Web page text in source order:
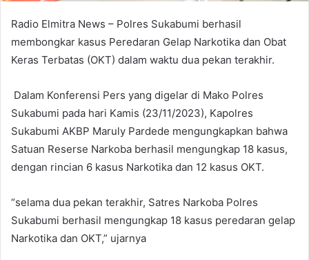
Radio Elmitra News – Polres Sukabumi berhasil
membongkar kasus Peredaran Gelap Narkotika dan Obat
Keras Terbatas (OKT) dalam waktu dua pekan terakhir.
Dalam Konferensi Pers yang digelar di Mako Polres
Sukabumi pada hari Kamis (23/11/2023), Kapolres
Sukabumi AKBP Maruly Pardede mengungkapkan bahwa
Satuan Reserse Narkoba berhasil mengungkap 18 kasus,
dengan rincian 6 kasus Narkotika dan 12 kasus OKT.
“selama dua pekan terakhir, Satres Narkoba Polres
Sukabumi berhasil mengungkap 18 kasus peredaran gelap
Narkotika dan OKT,” ujarnya